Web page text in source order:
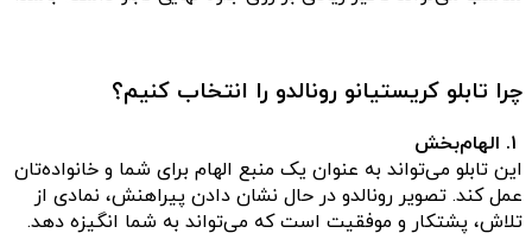
چرا تابلو کریستیانو رونالدو را انتخاب کنیم؟
این تابلو می‌تواند به عنوان یک منبع الهام برای شما و خانواده‌تان
عمل کند. تصویر رونالدو در حال نشان دادن پیراهنش، نمادی از
تلاش، پشتکار و موفقیت است که می‌تواند به شما انگیزه دهد.